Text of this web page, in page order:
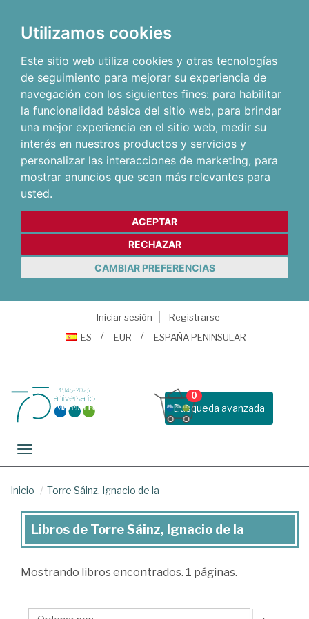
Utilizamos cookies
Este sitio web utiliza cookies y otras tecnologías
de seguimiento para mejorar su experiencia de
navegación con los siguientes fines: para habilitar
la funcionalidad básica del sitio web, para brindar
una mejor experiencia en el sitio web, medir su
interés en nuestros productos y servicios y
personalizar las interacciones de marketing, para
mostrar anuncios que sean más relevantes para
usted.
ACEPTAR
RECHAZAR
CAMBIAR PREFERENCIAS
Iniciar sesión
Registrarse
ES
EUR ESPAÑA PENINSULAR
Busqueda avanzada
0
Toggle navigation
Inicio Torre Sáinz, Ignacio de la
Libros
Torre
Libros de Torre Sáinz, Ignacio de la
Mostrando libros encontrados. 1 páginas.